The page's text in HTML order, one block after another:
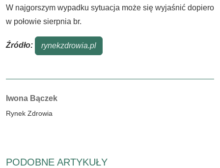
W najgorszym wypadku sytuacja może się wyjaśnić dopiero
w połowie sierpnia br.
Źródło: rynekzdrowia.pl
Autorzy:
Iwona Bączek
Rynek Zdrowia
PODOBNE ARTYKUŁY